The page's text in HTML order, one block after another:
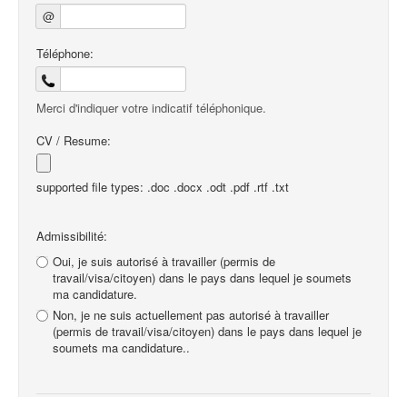
@
Téléphone:
Merci d'indiquer votre indicatif téléphonique.
CV / Resume:
supported file types: .doc .docx .odt .pdf .rtf .txt
Admissibilité:
Oui, je suis autorisé à travailler (permis de
travail/visa/citoyen) dans le pays dans lequel je soumets
ma candidature.
Non, je ne suis actuellement pas autorisé à travailler
(permis de travail/visa/citoyen) dans le pays dans lequel je
soumets ma candidature..